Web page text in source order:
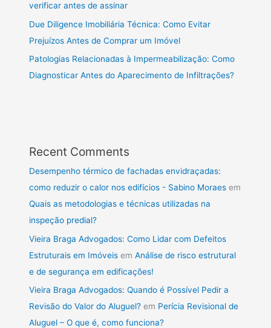
verificar antes de assinar
Due Diligence Imobiliária Técnica: Como Evitar
Prejuízos Antes de Comprar um Imóvel
Patologias Relacionadas à Impermeabilização: Como
Diagnosticar Antes do Aparecimento de Infiltrações?
Recent Comments
Desempenho térmico de fachadas envidraçadas:
como reduzir o calor nos edifícios - Sabino Moraes em
Quais as metodologias e técnicas utilizadas na
inspeção predial?
Vieira Braga Advogados: Como Lidar com Defeitos
Estruturais em Imóveis emAnálise de risco estrutural
e de segurança em edificações!
Vieira Braga Advogados: Quando é Possível Pedir a
Revisão do Valor do Aluguel? em Perícia Revisional de
Aluguel – O que é, como funciona?